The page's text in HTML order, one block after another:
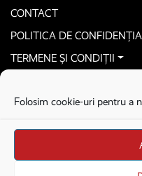
Folosim cookie-uri pentru a
CONTACT
POLITICA DE
TERMENE ȘI CONDIȚII
Stega
Brandul Recorder e operat de